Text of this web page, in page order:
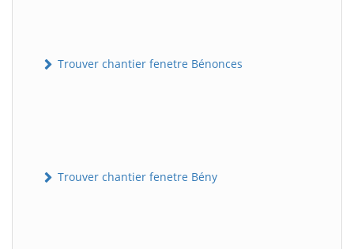
Trouver chantier fenetre Bénonces
Trouver chantier fenetre Bény